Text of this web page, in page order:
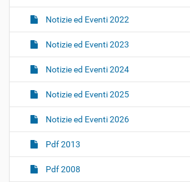
Notizie ed Eventi 2022
Notizie ed Eventi 2023
Notizie ed Eventi 2024
Notizie ed Eventi 2025
Notizie ed Eventi 2026
Pdf 2013
Pdf 2008